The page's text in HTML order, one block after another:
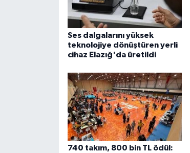
Ses dalgalarını yüksek
teknolojiye dönüştüren yerli
cihaz Elazığ'da üretildi
740 takım, 800 bin TL ödül: